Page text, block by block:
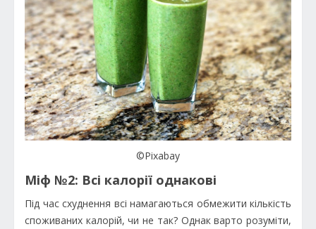
©Pixabay
Міф №2: Всі калорії однакові
Під час схуднення всі намагаються обмежити кількість
споживаних калорій, чи не так? Однак варто розуміти,